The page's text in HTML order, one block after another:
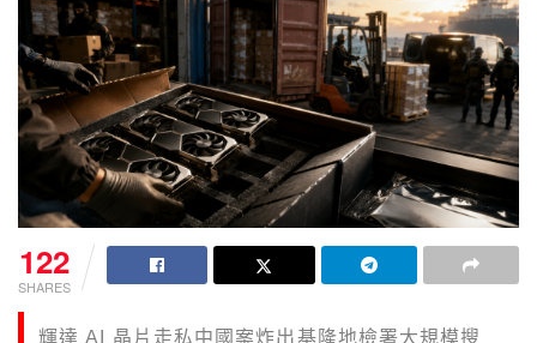
122
SHARES
輝達 AI 晶片走私中國案炸出基隆地檢署大規模搜